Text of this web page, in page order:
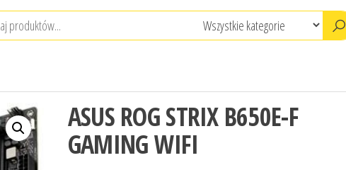
ASUS ROG STRIX B650E-F
GAMING WIFI